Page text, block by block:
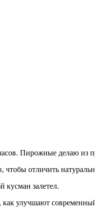
Пирожные делаю
отличить
кусман залетел.
улучшают